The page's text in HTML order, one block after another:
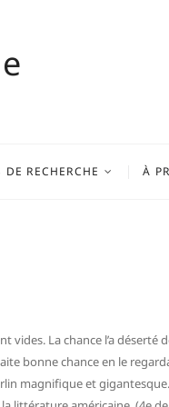
RECHERCHE À
La chance l’a déserté
bonne chance en le
magnifique et